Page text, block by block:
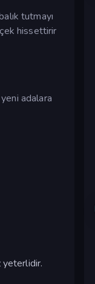
tutmayı
hissettirir
adalara
yeterlidir.